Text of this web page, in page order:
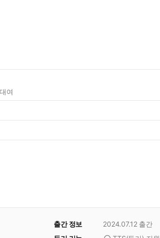
여
출간 정보 2024.07.12 출간